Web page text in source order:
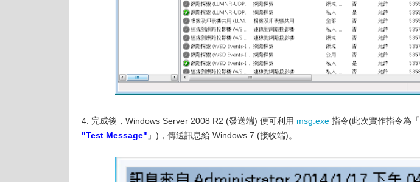
4. 完成後，Windows Server 2008 R2 (發送端) 便可利用 msg.exe 指令(此次實作指令為「
"Test Message" 」)，傳送訊息給 Windows 7 (接收端)。